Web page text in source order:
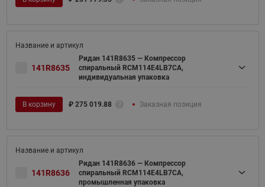
141R8635
Ридан 141R8635 — Компрессор
спиральный RCM114E4LB7CA,
индивидуальная упаковка
В корзину ₽ 275 019.88 Заказная позиция
141R8636
Ридан 141R8636 — Компрессор
спиральный RCM114E4LB7CA,
промышленная упаковка